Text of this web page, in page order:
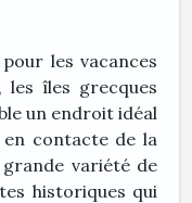
les vacances
îles grecques
un endroit idéal
contacte de la
variété de
historiques qui